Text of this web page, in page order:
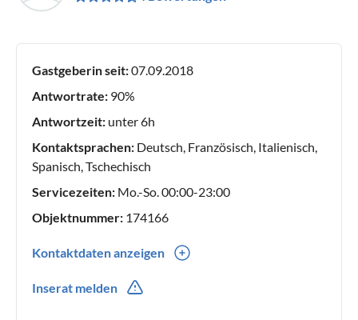
Gastgeberin seit:07.09.2018
Antwortrate: 90%
Antwortzeit: unter 6h
Kontaktsprachen: Deutsch, Französisch, Italienisch,
Spanisch, Tschechisch
Servicezeiten: Mo.-So. 00:00-23:00
Objektnummer: 174166
Kontaktdaten anzeigen
Inserat melden